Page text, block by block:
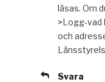
läsas. Om
>Logg-vad
och
Svara